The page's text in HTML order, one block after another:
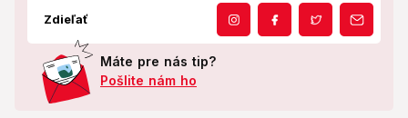
Zdieľať
Máte pre nás tip?
Pošlite nám ho